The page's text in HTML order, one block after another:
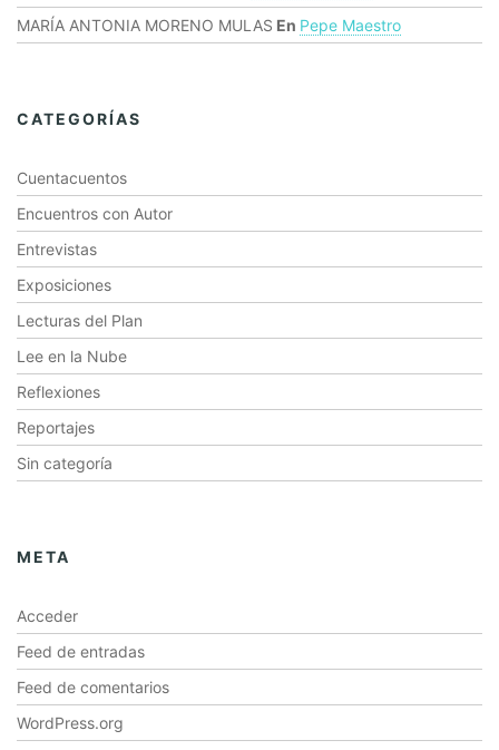
MARÍA ANTONIA MORENO MULAS En Pepe Maestro
CATEGORÍAS
Cuentacuentos
Encuentros con Autor
Entrevistas
Exposiciones
Lecturas del Plan
Lee en la Nube
Reflexiones
Reportajes
Sin categoría
META
Acceder
Feed de entradas
Feed de comentarios
WordPress.org